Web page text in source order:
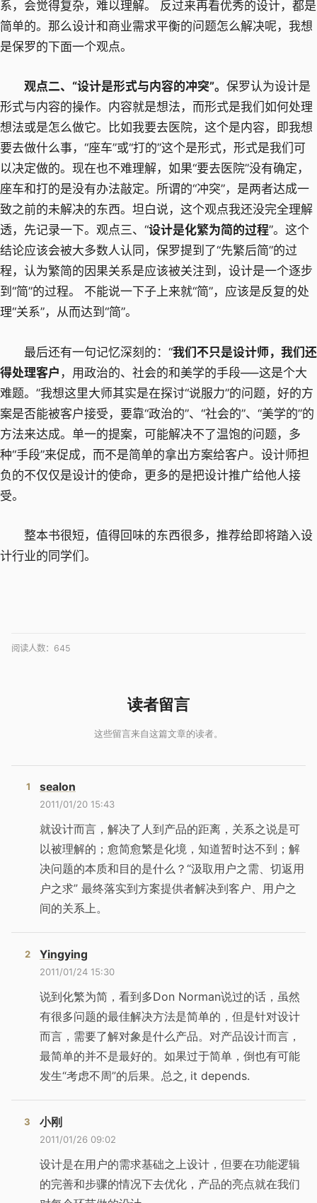
系，会觉得复杂，难以理解。 反过来再看优秀的设计，都是
简单的。那么设计和商业需求平衡的问题怎么解决呢，我想
是保罗的下面一个观点。
观点二、“设计是形式与内容的冲突”。 保罗认为设计是
形式与内容的操作。内容就是想法，而形式是我们如何处理
想法或是怎么做它。比如我要去医院，这个是内容，即我想
要去做什么事，“座车”或“打的”这个是形式，形式是我们可
以决定做的。现在也不难理解，如果“要去医院”没有确定，
座车和打的是没有办法敲定。所谓的“冲突”，是两者达成一
致之前的未解决的东西。坦白说，这个观点我还没完全理解
透，先记录一下。观点三、“设计是化繁为简的过程”。这个
结论应该会被大多数人认同，保罗提到了“先繁后简”的过
程，认为繁简的因果关系是应该被关注到，设计是一个逐步
到“简”的过程。 不能说一下子上来就“简”，应该是反复的处
理“关系”，从而达到“简”。
最后还有一句记忆深刻的：“我们不只是设计师，我们还
得处理客户 ，用政治的、社会的和美学的手段—–这是个大
难题。”我想这里大师其实是在探讨“说服力”的问题，好的方
案是否能被客户接受，要靠“政治的”、“社会的”、“美学的”的
方法来达成。单一的提案，可能解决不了温饱的问题，多
种“手段”来促成，而不是简单的拿出方案给客户。设计师担
负的不仅仅是设计的使命，更多的是把设计推广给他人接
受。
整本书很短，值得回味的东西很多，推荐给即将踏入设
计行业的同学们。
阅读人数： 645
sealon
2011/01/20 15:43
就设计而言，解决了人到产品的距离，关系之说是可
以被理解的；愈简愈繁是化境，知道暂时达不到；解
决问题的本质和目的是什么？“汲取用户之需、切返用
户之求” 最终落实到方案提供者解决到客户、用户之
间的关系上。
Yingying
2011/01/24 15:30
说到化繁为简，看到多Don Norman说过的话，虽然
有很多问题的最佳解决方法是简单的，但是针对设计
而言，需要了解对象是什么产品。对产品设计而言，
最简单的并不是最好的。如果过于简单，倒也有可能
发生“考虑不周”的后果。总之, it depends.
小刚
2011/01/26 09:02
设计是在用户的需求基础之上设计，但要在功能逻辑
的完善和步骤的情况下去优化，产品的亮点就在我们